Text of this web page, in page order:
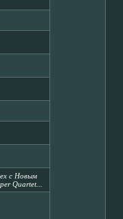
с Новым
Quartet...